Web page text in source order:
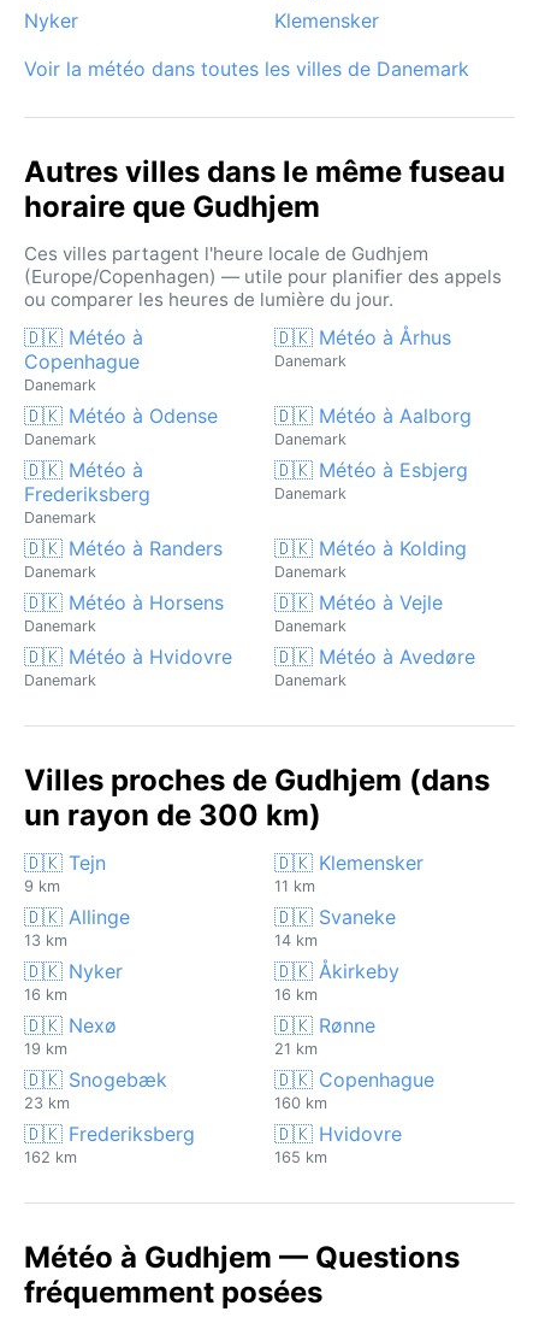
Nyker
Klemensker
Voir la météo dans toutes les villes de Danemark
Autres villes dans le même fuseau
horaire que Gudhjem
Ces villes partagent l'heure locale de Gudhjem
(Europe/Copenhagen) — utile pour planifier des appels
ou comparer les heures de lumière du jour.
🇩🇰 Météo à
Copenhague
Danemark
🇩🇰 Météo à Århus
Danemark
🇩🇰 Météo à Odense
Danemark
🇩🇰 Météo à Aalborg
Danemark
🇩🇰 Météo à
Frederiksberg
Danemark
🇩🇰 Météo à Esbjerg
Danemark
🇩🇰 Météo à Randers
Danemark
🇩🇰 Météo à Kolding
Danemark
🇩🇰 Météo à Horsens
Danemark
🇩🇰 Météo à Vejle
Danemark
🇩🇰 Météo à Hvidovre
Danemark
🇩🇰 Météo à Avedøre
Danemark
Villes proches de Gudhjem (dans
un rayon de 300 km)
🇩🇰 Tejn
9 km
🇩🇰 Klemensker
11 km
🇩🇰 Allinge
13 km
🇩🇰 Svaneke
14 km
🇩🇰 Nyker
16 km
🇩🇰 Åkirkeby
16 km
🇩🇰 Nexø
19 km
🇩🇰 Rønne
21 km
🇩🇰 Snogebæk
23 km
🇩🇰 Copenhague
160 km
🇩🇰 Frederiksberg
162 km
🇩🇰 Hvidovre
165 km
Météo à Gudhjem — Questions
fréquemment posées